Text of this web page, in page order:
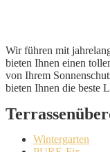
Wir führen mit
bieten Ihnen einen
von Ihrem
bieten Ihnen die beste
Wintergarten